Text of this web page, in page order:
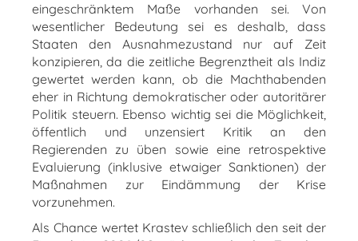
eingeschränktem Maße vorhanden sei. Von
wesentlicher Bedeutung sei es deshalb, dass
Staaten den Ausnahmezustand nur auf Zeit
konzipieren, da die zeitliche Begrenztheit als Indiz
gewertet werden kann, ob die Machthabenden
eher in Richtung demokratischer oder autoritärer
Politik steuern. Ebenso wichtig sei die Möglichkeit,
öffentlich und unzensiert Kritik an den
Regierenden zu üben sowie eine retrospektive
Evaluierung (inklusive etwaiger Sanktionen) der
Maßnahmen zur Eindämmung der Krise
vorzunehmen.
Als Chance wertet Krastev schließlich den seit der